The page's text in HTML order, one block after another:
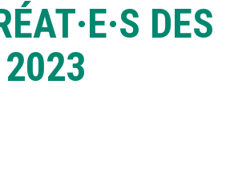
2023